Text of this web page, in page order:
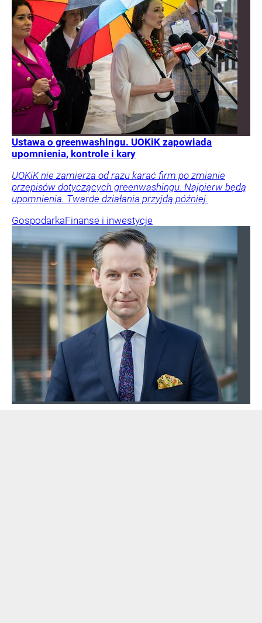
Ustawa o greenwashingu. UOKiK zapowiada
upomnienia, kontrole i kary
UOKiK nie zamierza od razu karać firm po zmianie
przepisów dotyczących greenwashingu. Najpierw będą
upomnienia. Twarde działania przyjdą później.
GospodarkaFinanse i inwestycje